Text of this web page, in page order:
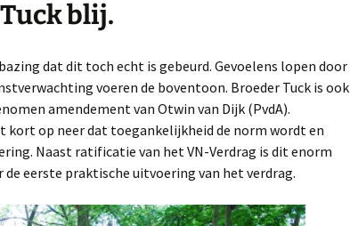
blij.
dat dit toch echt is gebeurd. Gevoelens lopen door
voeren de boventoon. Broeder Tuck is ook
amendement van Otwin van Dijk (PvdA).
kort op neer dat toegankelijkheid de norm wordt en
Naast ratificatie van het VN-Verdrag is dit enorm
eerste praktische uitvoering van het verdrag.